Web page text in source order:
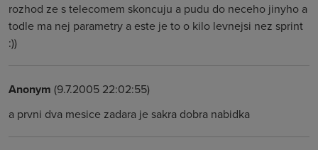
rozhod ze s telecomem skoncuju a pudu do neceho jinyho a
todle ma nej parametry a este je to o kilo levnejsi nez sprint
:))
Anonym (9.7.2005 22:02:55)
a prvni dva mesice zadara je sakra dobra nabidka